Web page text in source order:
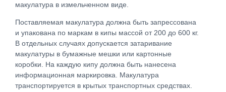
макулатура в измельченном виде.
Поставляемая макулатура должна быть запрессована
и упакована по маркам в кипы массой от 200 до 600 кг.
В отдельных случаях допускается затаривание
макулатуры в бумажные мешки или картонные
коробки. На каждую кипу должна быть нанесена
информационная маркировка. Макулатура
транспортируется в крытых транспортных средствах.